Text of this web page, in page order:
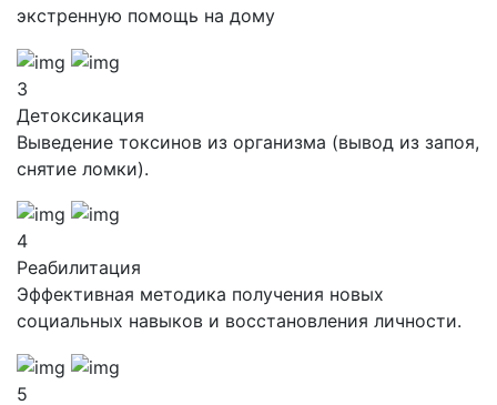
экстренную помощь на дому
3
Детоксикация
Выведение токсинов из организма (вывод из запоя,
снятие ломки).
4
Реабилитация
Эффективная методика получения новых
социальных навыков и восстановления личности.
5